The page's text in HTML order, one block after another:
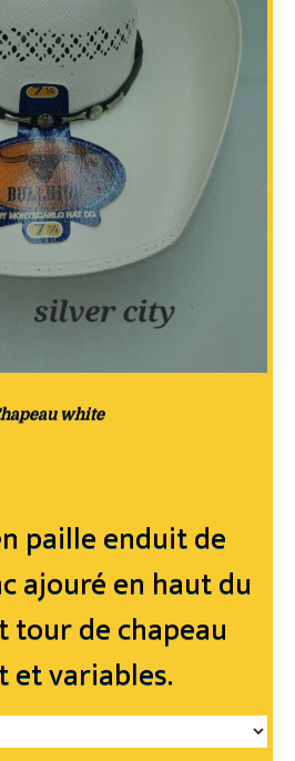
white
paille enduit de
ajouré en haut du
tour de chapeau
et variables.